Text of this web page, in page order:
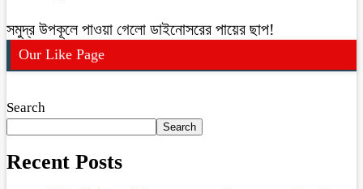
সমুদ্র উপকূলে পাওয়া গেলো ডাইনোসরের পায়ের ছাপ!
Our Like Page
Search
Search
Recent Posts